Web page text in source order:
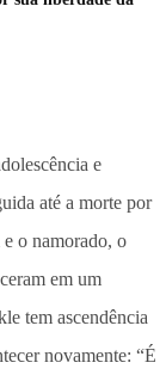
e
até a morte por
o namorado, o
em um
tem ascendência
novamente: “É